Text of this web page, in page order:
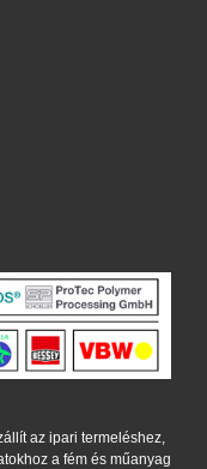
az ipari termeléshez,
a fém és műanyag